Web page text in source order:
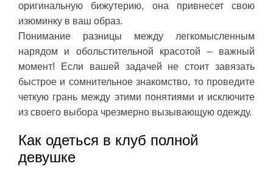
оригинальную бижутерию, она привнесет свою
изюминку в ваш образ.
Понимание разницы между легкомысленным
нарядом и обольстительной красотой – важный
момент! Если вашей задачей не стоит завязать
быстрое и сомнительное знакомство, то проведите
четкую грань между этими понятиями и исключите
из своего выбора чрезмерно вызывающую одежду.
Как одеться в клуб полной
девушке